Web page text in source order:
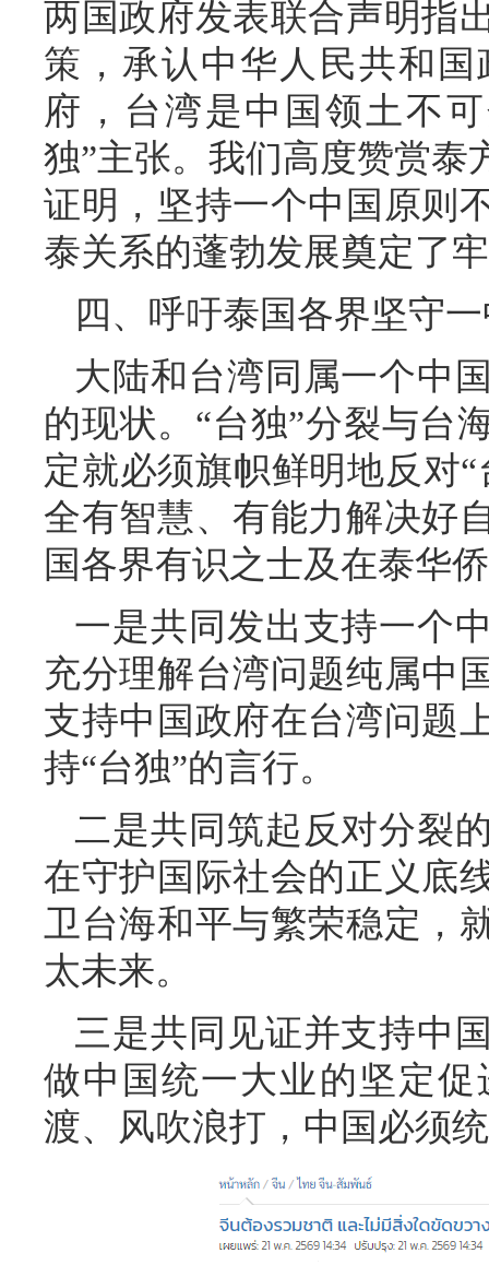
两国政府发表联合声明指
策，承认中华人民共和
府，台湾是中国领土不
独”主张。我们高度赞赏泰
证明，坚持一个中国原则
泰关系的蓬勃发展奠定了
四、呼吁泰国各界坚守
大陆和台湾同属一个中
的现状。“台独”分裂与台
定就必须旗帜鲜明地反对
全有智慧、有能力解决好
国各界有识之士及在泰华
一是共同发出支持一个
充分理解台湾问题纯属中
支持中国政府在台湾问题
持“台独”的言行。
二是共同筑起反对分裂
在守护国际社会的正义底
卫台海和平与繁荣稳定，
太未来。
三是共同见证并支持中
做中国统一大业的坚定
渡、风吹浪打，中国必须